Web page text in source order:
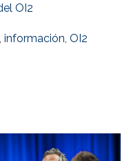
OI2
información OI2